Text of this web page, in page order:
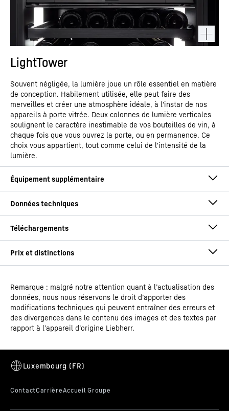
LightTower
Souvent négligée, la lumière joue un rôle essentiel en matière
de conception. Habilement utilisée, elle peut faire des
merveilles et créer une atmosphère idéale, à l'instar de nos
appareils à porte vitrée. Deux colonnes de lumière verticales
soulignent le caractère inestimable de vos bouteilles de vin, à
chaque fois que vous ouvrez la porte, ou en permanence. Ce
choix vous appartient, tout comme celui de l'intensité de la
lumière.
Éclairage de présentation
présentation de votre cave à vin. Sur les appareils dotés
lorsque la porte est fermée. Ainsi, votre collection de vin
en température
EAN 9005382260517
* Fonctionnalité SmartDevice selon disponibilité
Mode d'emploi
Remarque : malgré notre attention quant à l’actualisation des
données, nous nous réservons le droit d’apporter des
modifications techniques qui peuvent entraîner des erreurs et
des divergences dans le contenu des images et des textes par
rapport à l’appareil d’origine Liebherr.